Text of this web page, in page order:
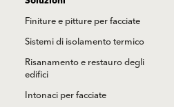
Finiture e pitture per facciate
Sistemi di isolamento termico
Risanamento e restauro degli
edifici
Intonaci per facciate